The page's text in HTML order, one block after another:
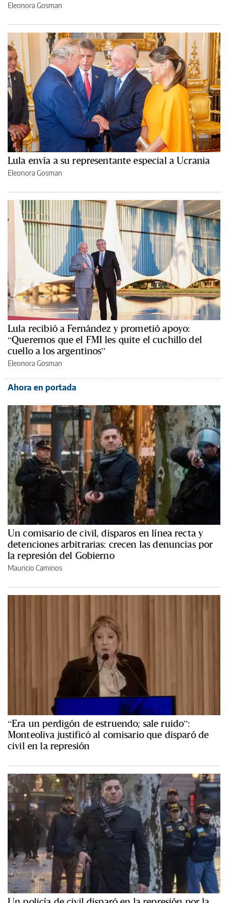
Eleonora Gosman
Lula envía a su representante especial a Ucrania
Eleonora Gosman
Lula recibió a Fernández y prometió apoyo:
“Queremos que el FMI les quite el cuchillo del
cuello a los argentinos”
Eleonora Gosman
Ahora en portada
Un comisario de civil, disparos en línea recta y
detenciones arbitrarias: crecen las denuncias por
la represión del Gobierno
Mauricio Caminos
“Era un perdigón de estruendo; sale ruido”:
Monteoliva justificó al comisario que disparó de
civil en la represión